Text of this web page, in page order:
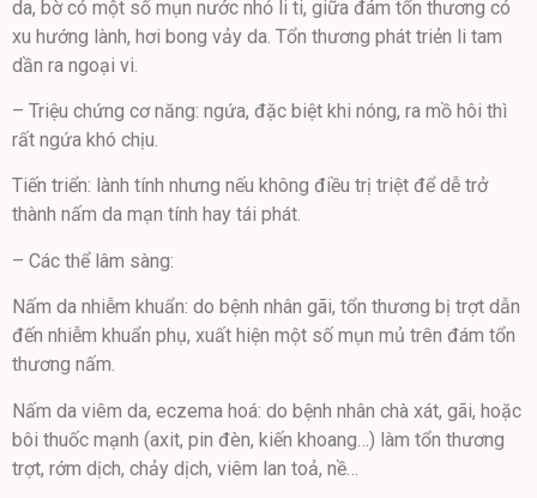
da, bờ có một số mụn nước nhỏ li ti, giữa đám tổn thương có
xu hướng lành, hơi bong vảy da. Tổn thương phát triẻn li tam
dần ra ngoại vi.
– Triệu chứng cơ năng: ngứa, đặc biệt khi nóng, ra mồ hôi thì
rất ngứa khó chịu.
Tiến triển: lành tính nhưng nếu không điều trị triệt để dễ trở
thành nấm da mạn tính hay tái phát.
– Các thể lâm sàng:
Nấm da nhiễm khuẩn: do bệnh nhân gãi, tổn thương bị trợt dẫn
đến nhiễm khuẩn phụ, xuất hiện một số mụn mủ trên đám tổn
thương nấm.
Nấm da viêm da, eczema hoá: do bệnh nhân chà xát, gãi, hoặc
bôi thuốc mạnh (axit, pin đèn, kiến khoang…) làm tổn thương
trợt, rớm dịch, chảy dịch, viêm lan toả, nề…